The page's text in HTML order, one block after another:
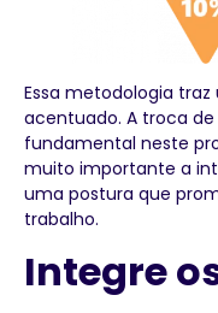
Essa metodologia
acentuado. A troca
fundamental neste
muito importante a
uma postura que
trabalho.
Integre